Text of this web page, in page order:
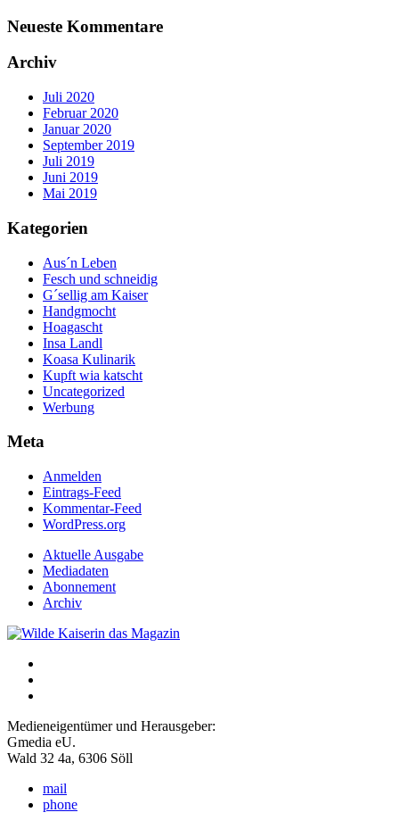
Neueste Kommentare
Archiv
Juli 2020
Februar 2020
Januar 2020
September 2019
Juli 2019
Juni 2019
Mai 2019
Kategorien
Aus´n Leben
Fesch und schneidig
G´sellig am Kaiser
Handgmocht
Hoagascht
Insa Landl
Koasa Kulinarik
Kupft wia katscht
Uncategorized
Werbung
Meta
Anmelden
Eintrags-Feed
Kommentar-Feed
WordPress.org
Aktuelle Ausgabe
Mediadaten
Abonnement
Archiv
Medieneigentümer und Herausgeber:
Gmedia eU.
Wald 32 4a, 6306 Söll
mail
phone